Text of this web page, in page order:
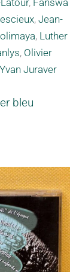
, Fanswa
, Jean-
, Luther
, Olivier
Yvan Juraver
bleu